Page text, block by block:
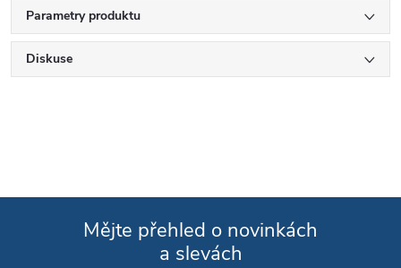
Parametry produktu
Diskuse
Mějte přehled o novinkách
a slevách